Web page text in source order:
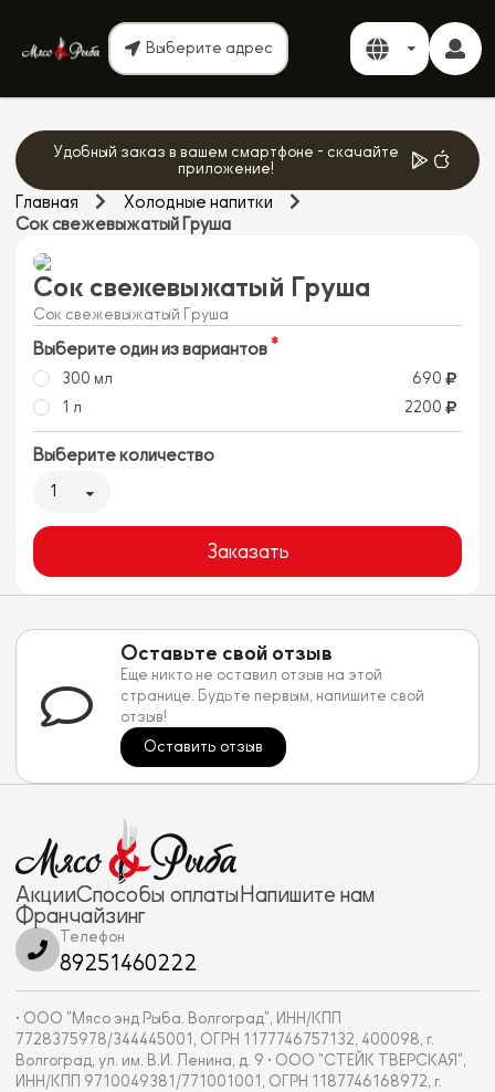
Выберите адрес
Удобный заказ в вашем смартфоне - скачайте
приложение!
Главная
Холодные напитки
Сок свежевыжатый Груша
Сок свежевыжатый Груша
Сок свежевыжатый Груша
Выберите один из вариантов
300 мл
690
1 л
2200
Выберите количество
1
Заказать
Оставьте свой отзыв
Еще никто не оставил отзыв на этой
странице. Будьте первым, напишите свой
отзыв!
Оставить отзыв
АкцииСпособы оплатыНапишите нам
Франчайзинг
Телефон
89251460222
• ООО "Мясо энд Рыба. Волгоград", ИНН/КПП
7728375978/344445001, ОГРН 1177746757132, 400098, г.
Волгоград, ул. им. В.И. Ленина, д. 9 • ООО "СТЕЙК ТВЕРСКАЯ",
ИНН/КПП 9710049381/771001001, ОГРН 1187746168972, г.